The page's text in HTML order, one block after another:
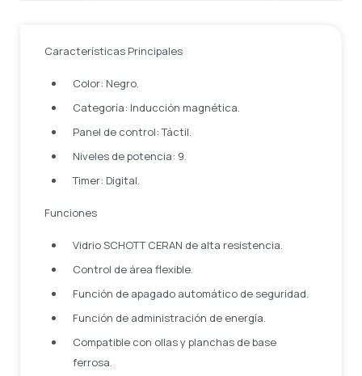
Características Principales
Color: Negro.
Categoría: Inducción magnética.
Panel de control: Táctil.
Niveles de potencia: 9.
Timer: Digital.
Funciones
Vidrio SCHOTT CERAN de alta resistencia.
Control de área flexible.
Función de apagado automático de seguridad.
Función de administración de energía.
Compatible con ollas y planchas de base
ferrosa.